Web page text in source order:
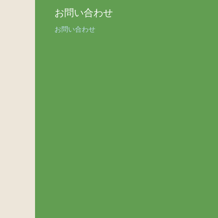
お問い合わせ
お問い合わせ